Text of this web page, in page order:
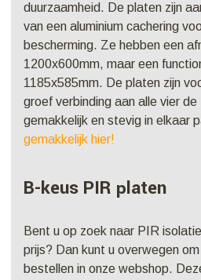
duurzaamheid. De platen zijn
van een aluminium cachering
bescherming. Ze hebben een
1200x600mm, maar een
1185x585mm. De platen zijn
groef verbinding aan alle vier
gemakkelijk en stevig in elkaar
gemakkelijk hier!
B-keus PIR platen
Bent u op zoek naar PIR
prijs? Dan kunt u overwegen om
bestellen in onze webshop.